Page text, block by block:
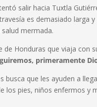
salir hacia Tuxtla
es demasiado larga
mermada.
de Honduras que viaja con
primeramente
busca que les ayuden a
los pies, niños enfermos y